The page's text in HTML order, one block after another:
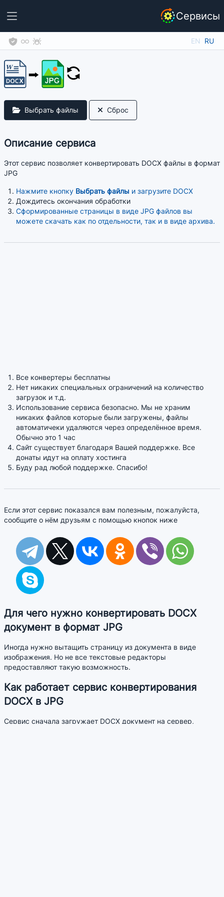
Сервисы
EN RU
Выбрать файлы Сброс
Описание сервиса
Этот сервис позволяет конвертировать DOCX файлы в формат
JPG
Нажмите кнопку Выбрать файлы и загрузите DOCX
Дождитесь окончания обработки
Сформированные страницы в виде JPG файлов вы
можете скачать как по отдельности, так и в виде архива.
Все конвертеры бесплатны
Нет никаких специальных ограничений на количество
загрузок и т.д.
Использование сервиса безопасно. Мы не храним
никаких файлов которые были загружены, файлы
автоматичеки удаляются через определённое время.
Обычно это 1 час
Сайт существует благодаря Вашей поддержке. Все
донаты идут на оплату хостинга
Буду рад любой поддержке. Спасибо!
Если этот сервис показался вам полезным, пожалуйста,
сообщите о нём друзьям с помощью кнопок ниже
Для чего нужно конвертировать DOCX
документ в формат JPG
Иногда нужно вытащить страницу из документа в виде
изображения. Но не все текстовые редакторы
предоставляют такую возможность.
Как работает сервис конвертирования
DOCX в JPG
Сервис сначала загружает DOCX документ на сервер,